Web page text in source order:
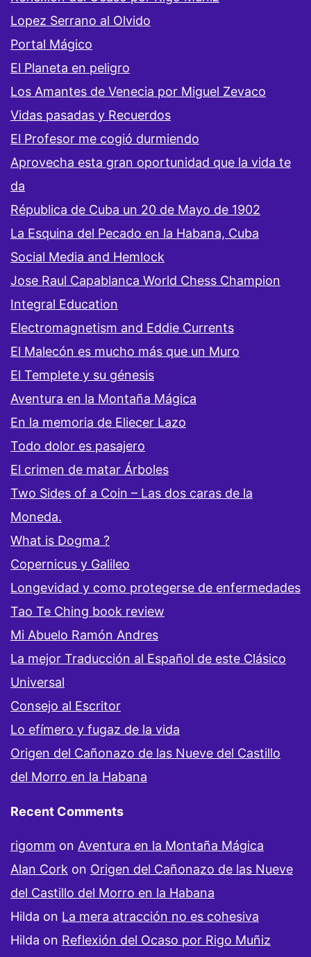
Lopez Serrano al Olvido
Portal Mágico
El Planeta en peligro
Los Amantes de Venecia por Miguel Zevaco
Vidas pasadas y Recuerdos
El Profesor me cogió durmiendo
Aprovecha esta gran oportunidad que la vida te
da
Républica de Cuba un 20 de Mayo de 1902
La Esquina del Pecado en la Habana, Cuba
Social Media and Hemlock
Jose Raul Capablanca World Chess Champion
Integral Education
Electromagnetism and Eddie Currents
El Malecón es mucho más que un Muro
El Templete y su génesis
Aventura en la Montaña Mágica
En la memoria de Eliecer Lazo
Todo dolor es pasajero
El crimen de matar Árboles
Two Sides of a Coin – Las dos caras de la
Moneda.
What is Dogma ?
Copernicus y Galileo
Longevidad y como protegerse de enfermedades
Tao Te Ching book review
Mi Abuelo Ramón Andres
La mejor Traducción al Español de este Clásico
Universal
Consejo al Escritor
Lo efímero y fugaz de la vida
Origen del Cañonazo de las Nueve del Castillo
del Morro en la Habana
Recent Comments
rigomm on Aventura en la Montaña Mágica
Alan Cork on Origen del Cañonazo de las Nueve
del Castillo del Morro en la Habana
Hilda on La mera atracción no es cohesiva
Hilda on Reflexión del Ocaso por Rigo Muñiz